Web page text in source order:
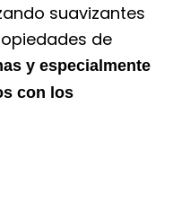
suavizantes
de
y especialmente
con los